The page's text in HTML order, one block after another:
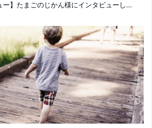
ー】たまごのじかん様にインタビューし...